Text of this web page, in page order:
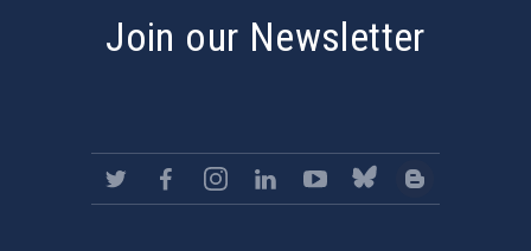
Join our Newsletter